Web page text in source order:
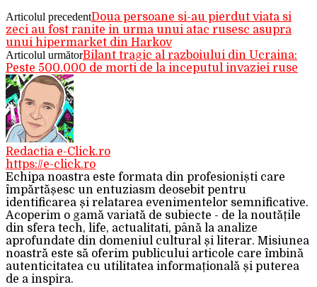
Articolul precedentDoua persoane si-au pierdut viata si
zeci au fost ranite in urma unui atac rusesc asupra
unui hipermarket din Harkov
Articolul următorBilant tragic al razboiului din Ucraina:
Peste 500.000 de morti de la inceputul invaziei ruse
Redactia e-Click.ro
https://e-click.ro
Echipa noastra este formata din profesioniști care
împărtășesc un entuziasm deosebit pentru
identificarea și relatarea evenimentelor semnificative.
Acoperim o gamă variată de subiecte - de la noutățile
din sfera tech, life, actualitati, până la analize
aprofundate din domeniul cultural și literar. Misiunea
noastră este să oferim publicului articole care îmbină
autenticitatea cu utilitatea informațională și puterea
de a inspira.